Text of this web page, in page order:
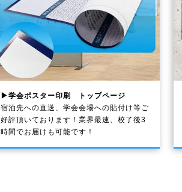
▶学会ポスター印刷 トップページ
宿泊先への直送、学会会場への貼付け等ご
好評頂いております！業界最速、校了後3
時間でお届けも可能です！